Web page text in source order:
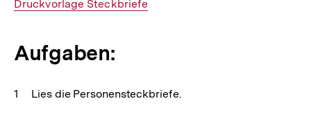
Interner
Druckvorlage Steckbriefe
Aufgaben:
Lies die Personensteckbriefe.